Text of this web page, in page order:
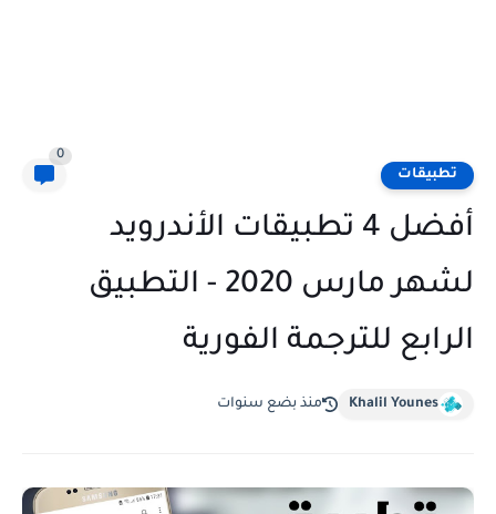
تطبيقات
0
أفضل 4 تطبيقات الأندرويد
لشهر مارس 2020 - التطبيق
الرابع للترجمة الفورية
Khalil Younes منذ بضع سنوات